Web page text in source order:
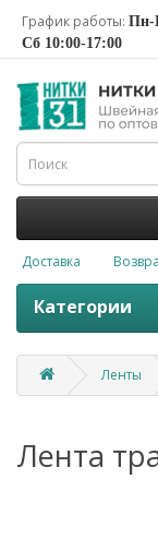
График работы: Пн-
Сб 10:00-17:00
Доставка
Категории
Ленты
Лента